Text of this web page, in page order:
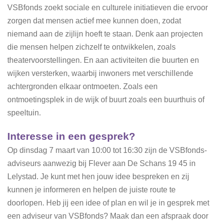
VSBfonds zoekt sociale en culturele initiatieven die ervoor
zorgen dat mensen actief mee kunnen doen, zodat
niemand aan de zijlijn hoeft te staan. Denk aan projecten
die mensen helpen zichzelf te ontwikkelen, zoals
theatervoorstellingen. En aan activiteiten die buurten en
wijken versterken, waarbij inwoners met verschillende
achtergronden elkaar ontmoeten. Zoals een
ontmoetingsplek in de wijk of buurt zoals een buurthuis of
speeltuin.
Interesse in een gesprek?
Op dinsdag 7 maart van 10:00 tot 16:30 zijn de VSBfonds-
adviseurs aanwezig bij Flever aan De Schans 19 45 in
Lelystad. Je kunt met hen jouw idee bespreken en zij
kunnen je informeren en helpen de juiste route te
doorlopen. Heb jij een idee of plan en wil je in gesprek met
een adviseur van VSBfonds? Maak dan een afspraak door